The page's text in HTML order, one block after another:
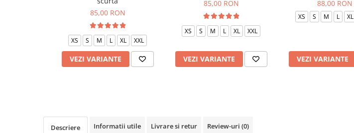
85,00 RON
XS S M L XL XXL
VEZI VARIANTE
85,00 RON
XS S M L XL XXL
VEZI VARIANTE
88,00 RON
XS S M L XL
VEZI VARIANTE
Descriere Informatii utile Livrare si retur Review-uri (0)